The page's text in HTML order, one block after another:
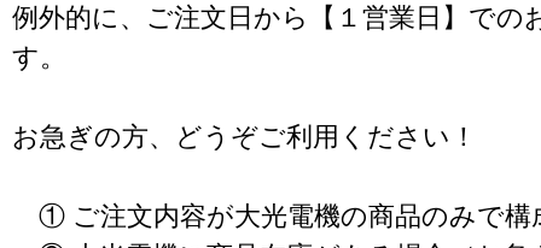
例外的に、ご注文日から【１営業日】での
す。
お急ぎの方、どうぞご利用ください！
① ご注文内容が大光電機の商品のみで構